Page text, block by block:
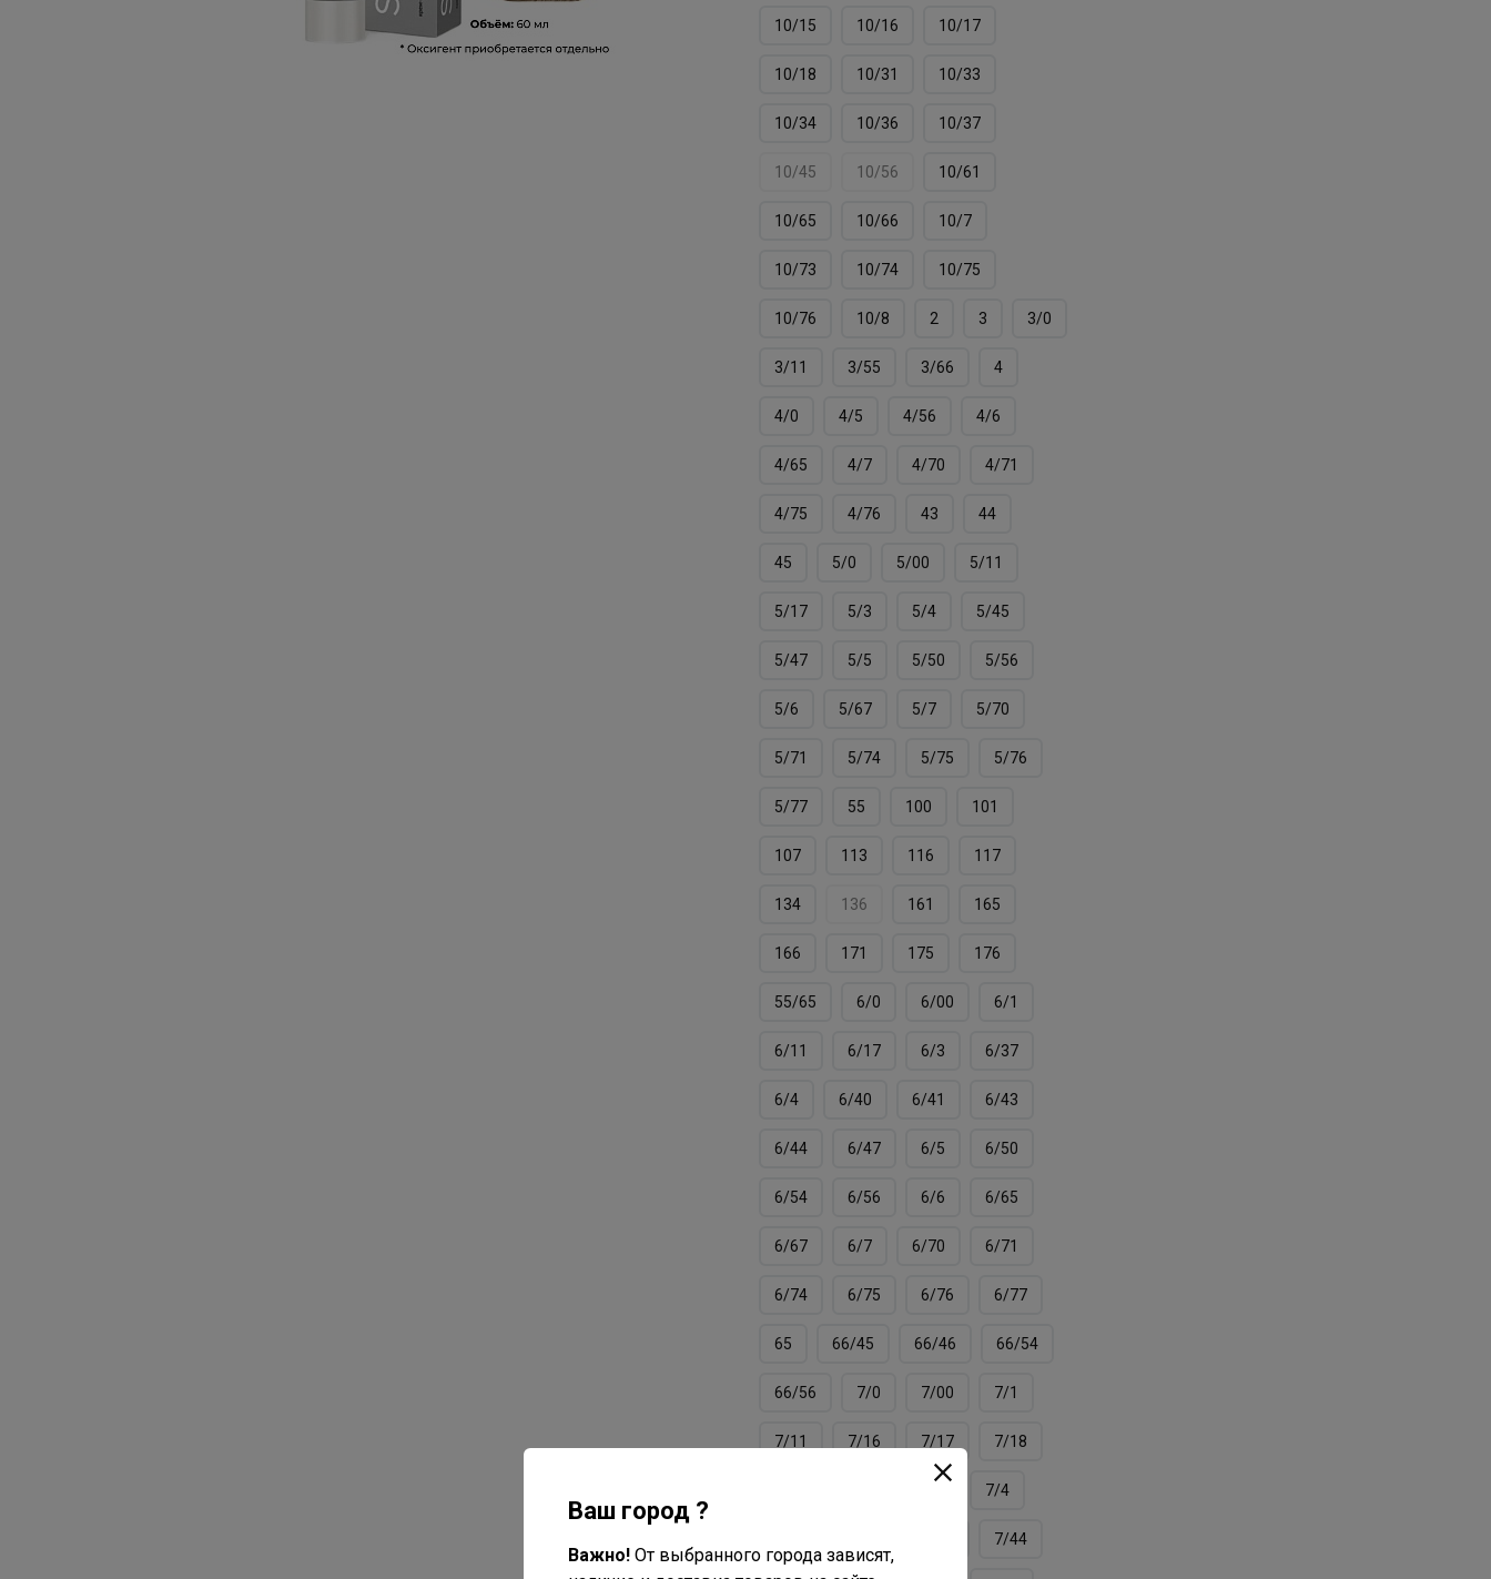
10/15 10/16 10/17
10/18 10/31 10/33
10/34 10/36 10/37
10/45 10/56 10/61
10/65 10/66 10/7
10/73 10/74 10/75
10/76 10/8 2 3 3/0
3/11 3/55 3/66 4
4/0 4/5 4/56 4/6
4/65 4/7 4/70 4/71
4/75 4/76 43 44
45 5/0 5/00 5/11
5/17 5/3 5/4 5/45
5/47 5/5 5/50 5/56
5/6 5/67 5/7 5/70
5/71 5/74 5/75 5/76
5/77 55 100 101
107 113 116 117
134 136 161 165
166 171 175 176
55/65 6/0 6/00 6/1
6/11 6/17 6/3 6/37
6/4 6/40 6/41 6/43
6/44 6/47 6/5 6/50
6/54 6/56 6/6 6/65
6/67 6/7 6/70 6/71
6/74 6/75 6/76 6/77
65 66/45 66/46 66/54
66/56 7/0 7/00 7/1
7/11 7/16 7/17 7/18
7/4
7/44
Ваш город ?
Важно! От выбранного города зависят,